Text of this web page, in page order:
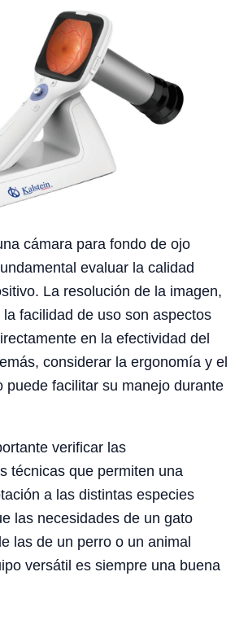
cámara para fondo de ojo
evaluar la calidad
La resolución de la imagen,
la facilidad de uso son aspectos
en la efectividad del
considerar la ergonomía y el
puede facilitar su manejo durante
verificar las
técnicas que permiten una
a las distintas especies
las necesidades de un gato
las de un perro o un animal
versátil es siempre una buena